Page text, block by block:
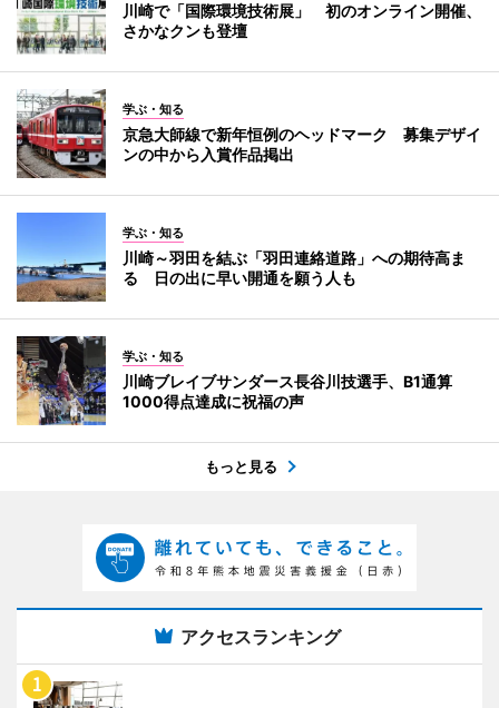
川崎で「国際環境技術展」 初のオンライン開催、
さかなクンも登壇
学ぶ・知る
京急大師線で新年恒例のヘッドマーク 募集デザイ
ンの中から入賞作品掲出
学ぶ・知る
川崎～羽田を結ぶ「羽田連絡道路」への期待高ま
る 日の出に早い開通を願う人も
学ぶ・知る
川崎ブレイブサンダース長谷川技選手、B1通算
1000得点達成に祝福の声
もっと見る
アクセスランキング